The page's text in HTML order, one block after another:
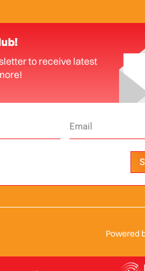
to receive latest
Powered